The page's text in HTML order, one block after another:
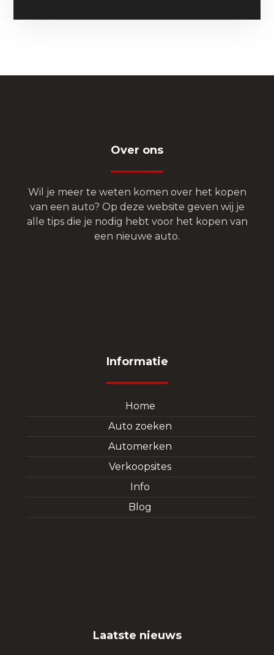
Over ons
Wil je meer te weten komen over het kopen
van een auto? Op deze website geven wij je
alle tips die je nodig hebt voor het kopen van
een nieuwe auto.
Informatie
Home
Auto zoeken
Automerken
Verkoopsites
Info
Blog
Laatste nieuws